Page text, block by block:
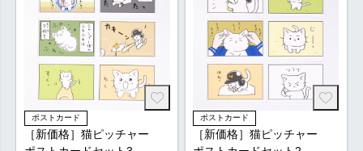
ポストカード
［新価格］猫ピッチャー
ポストカード
［新価格］猫ピッチャー